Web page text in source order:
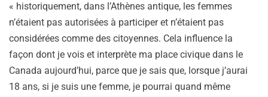
« historiquement, dans l’Athènes antique, les femmes
n’étaient pas autorisées à participer et n’étaient pas
considérées comme des citoyennes. Cela influence la
façon dont je vois et interprète ma place civique dans le
Canada aujourd’hui, parce que je sais que, lorsque j’aurai
18 ans, si je suis une femme, je pourrai quand même